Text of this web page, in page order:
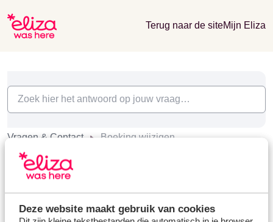
Deze website maakt gebruik van cookies
Terug naar de siteMijn Eliza
Vragen & Contact Boeking wijzigen
Boeking wijzigen (1)
Laatst gewijzigd op Wo, 15 Apr om 1:58 PM